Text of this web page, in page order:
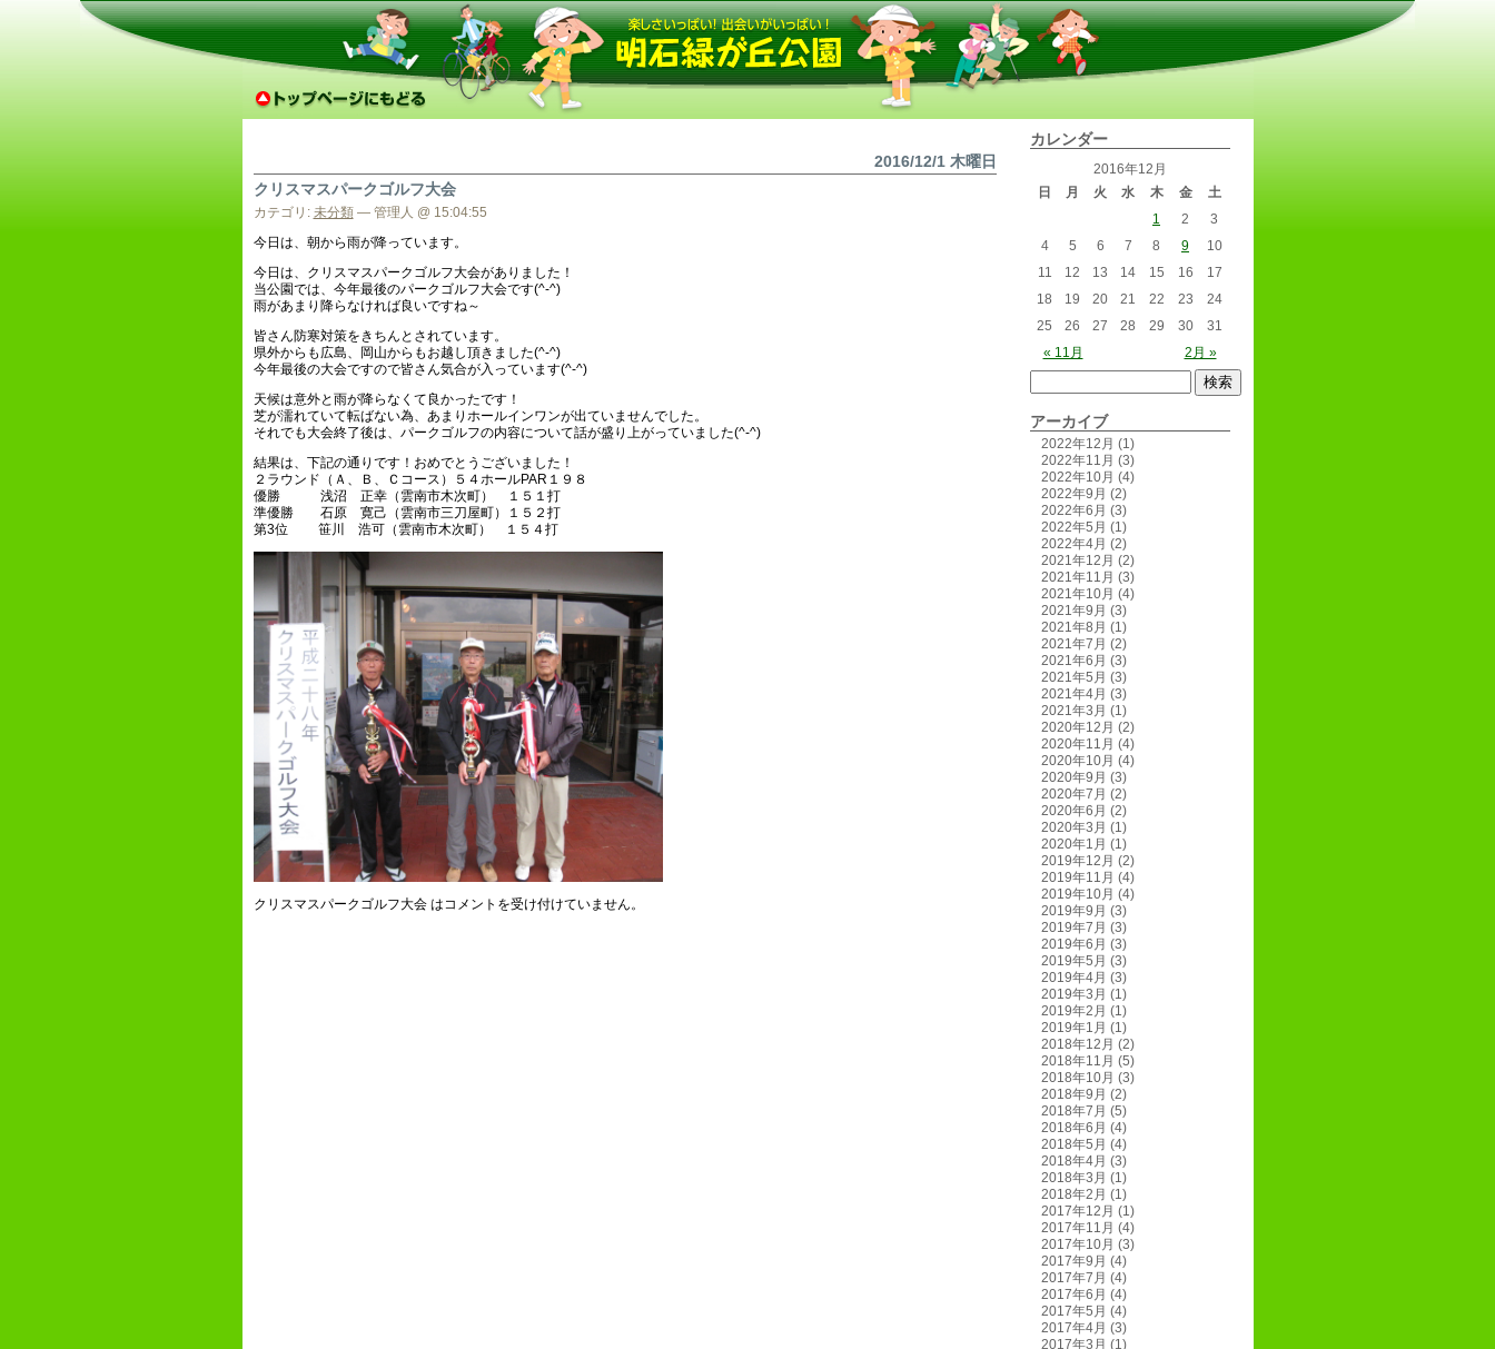
2016/12/1 木曜日
クリスマスパークゴルフ大会
カテゴリ: 未分類— 管理人 @ 15:04:55
今日は、朝から雨が降っています。
今日は、クリスマスパークゴルフ大会がありました！
当公園では、今年最後のパークゴルフ大会です(^-^)
雨があまり降らなければ良いですね～
皆さん防寒対策をきちんとされています。
県外からも広島、岡山からもお越し頂きました(^-^)
今年最後の大会ですので皆さん気合が入っています(^-^)
天候は意外と雨が降らなくて良かったです！
芝が濡れていて転ばない為、あまりホールインワンが出ていませんでした。
それでも大会終了後は、パークゴルフの内容について話が盛り上がっていました(^-^)
結果は、下記の通りです！おめでとうございました！
２ラウンド（Ａ、Ｂ、Ｃコース）５４ホールPAR１９８
優勝 浅沼 正幸（雲南市木次町） １５１打
準優勝 石原 寛己（雲南市三刀屋町）１５２打
第3位 笹川 浩可（雲南市木次町） １５４打
クリスマスパークゴルフ大会 はコメントを受け付けていません。
カレンダー
2016年12月
日
月 火 水 木 金 土
« 11月 2月 »
1 2
3
4
5 6 7 8 9
10
11
12 13 14 15 16
17
18
19 20 21 22 23
24
25
26 27 28 29 30 31
アーカイブ
2022年12月 (1)
2022年11月 (3)
2022年10月 (4)
2022年9月 (2)
2022年6月 (3)
2022年5月 (1)
2022年4月 (2)
2021年12月 (2)
2021年11月 (3)
2021年10月 (4)
2021年9月 (3)
2021年8月 (1)
2021年7月 (2)
2021年6月 (3)
2021年5月 (3)
2021年4月 (3)
2021年3月 (1)
2020年12月 (2)
2020年11月 (4)
2020年10月 (4)
2020年9月 (3)
2020年7月 (2)
2020年6月 (2)
2020年3月 (1)
2020年1月 (1)
2019年12月 (2)
2019年11月 (4)
2019年10月 (4)
2019年9月 (3)
2019年7月 (3)
2019年6月 (3)
2019年5月 (3)
2019年4月 (3)
2019年3月 (1)
2019年2月 (1)
2019年1月 (1)
2018年12月 (2)
2018年11月 (5)
2018年10月 (3)
2018年9月 (2)
2018年7月 (5)
2018年6月 (4)
2018年5月 (4)
2018年4月 (3)
2018年3月 (1)
2018年2月 (1)
2017年12月 (1)
2017年11月 (4)
2017年10月 (3)
2017年9月 (4)
2017年7月 (4)
2017年6月 (4)
2017年5月 (4)
2017年4月 (3)
2017年3月 (1)